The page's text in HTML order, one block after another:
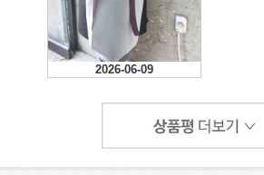
2026-06-09